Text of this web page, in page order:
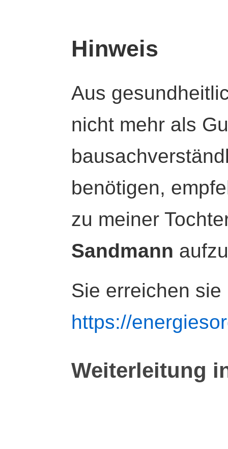
Hinweis
Aus
nicht mehr als
benötigen,
zu meiner
Sandmann
Sie erreichen sie
https://
Weiterleitung